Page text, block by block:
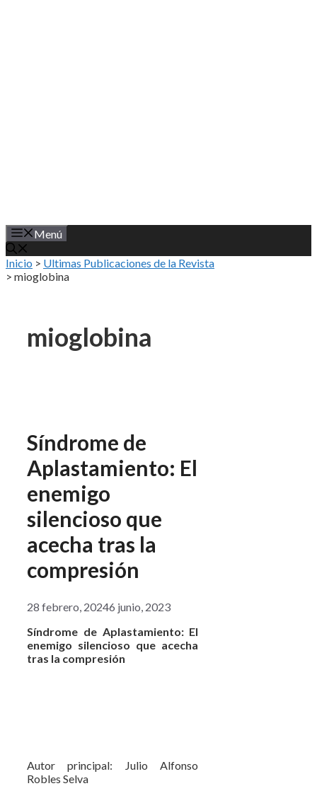
Menú
Inicio > Ultimas Publicaciones de la Revista
> mioglobina
mioglobina
Síndrome de
Aplastamiento: El
enemigo
silencioso que
acecha tras la
compresión
28 febrero, 20246 junio, 2023
Síndrome de Aplastamiento: El
enemigo silencioso que acecha
tras la compresión
Autor principal: Julio Alfonso
Robles Selva